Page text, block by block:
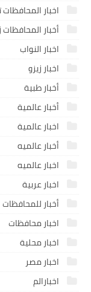
اخبار
أخبار المحافظات
اخبار النواب
اخبار زيزو
أخبار طبية
أخبار عالمية
اخبار عالمية
أخبار عالميه
اخبار عالميه
اخبار عربية
أخبار للمحافظات
اخبار محافظات
اخبار محلية
اخبار مصر
اخبارالم